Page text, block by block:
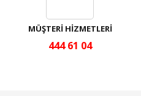
MÜŞTERİ HİZMETLERİ
444 61 04